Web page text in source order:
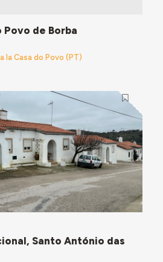
Povo de Borba
la Casa do Povo (PT)
Santo António das